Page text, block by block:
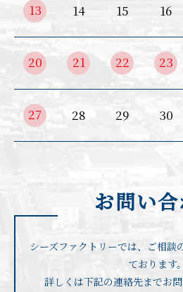
13 14 15 16
20 21 22 23
27 28 29 30
お問い
シーズファクトリーでは、ご相談
ております。
詳しくは下記の連絡先までお問